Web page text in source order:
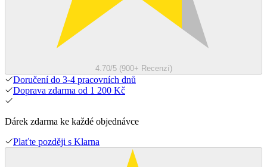
4.70/5 (900+ Recenzí)
Doručení do 3-4 pracovních dnů
Doprava zdarma od 1 200 Kč
Dárek zdarma ke každé objednávce
Plaťte později s Klarna